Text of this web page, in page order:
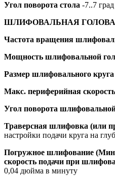
Угол поворота стола -7..7 град
ШЛИФОВАЛЬНАЯ ГОЛОВА
Частота вращения
Мощность шлифовальной
Размер шлифовального круга
Макс. периферийная скорость
Угол поворота
Траверсная шлифовка (или
настройки подачи круга на
Погружное шлифование
скорость подачи при
0,04 дюйма в минуту